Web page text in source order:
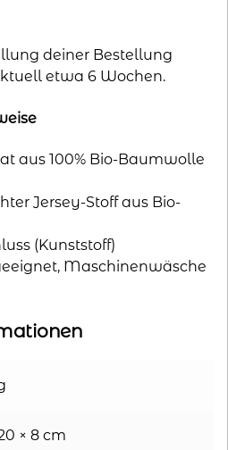
deiner Bestellung
etwa 6 Wochen.
aus 100% Bio-Baumwolle
Jersey-Stoff aus Bio-
(Kunststoff)
Maschinenwäsche
× 8 cm